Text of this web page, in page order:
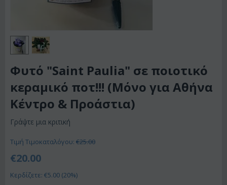
Φυτό "Saint Paulia" σε ποιοτικό
κεραμικό ποτ!!! (Μόνο για Αθήνα
Κέντρο & Προάστια)
Γράψτε μια κριτική
Τιμή Τιμοκαταλόγου: €25.00
€20.00
Κερδίζετε: €5.00 (20%)